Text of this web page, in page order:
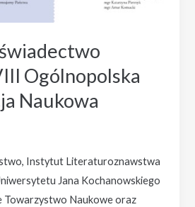
Ogólnopolska
Naukowa
Instytut Literaturoznawstwa
Jana Kochanowskiego
Towarzystwo Naukowe oraz